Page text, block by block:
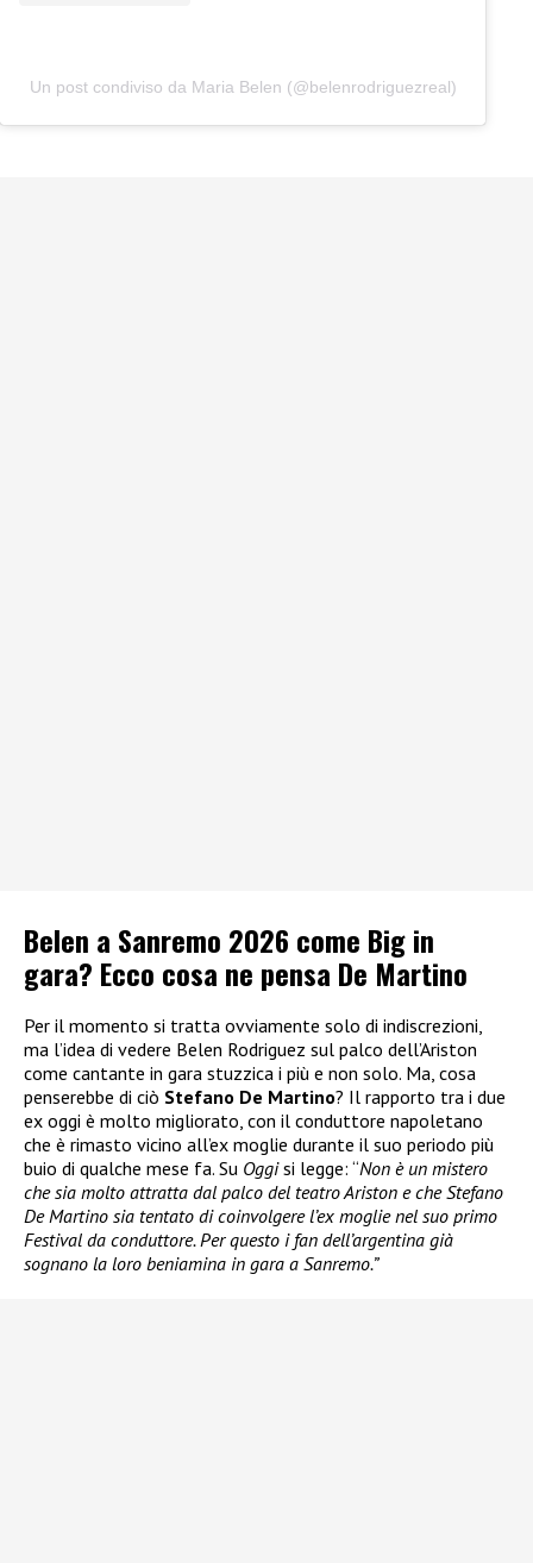
Un post condiviso da Maria Belen (@belenrodriguezreal)
Belen a Sanremo 2026 come Big in
gara? Ecco cosa ne pensa De Martino
Per il momento si tratta ovviamente solo di indiscrezioni,
ma l’idea di vedere Belen Rodriguez sul palco dell’Ariston
come cantante in gara stuzzica i più e non solo. Ma, cosa
penserebbe di ciò Stefano De Martino? Il rapporto tra i due
ex oggi è molto migliorato, con il conduttore napoletano
che è rimasto vicino all’ex moglie durante il suo periodo più
buio di qualche mese fa. Su Oggisi legge: “Non è un mistero
che sia molto attratta dal palco del teatro Ariston e che Stefano
De Martino sia tentato di coinvolgere l’ex moglie nel suo primo
Festival da conduttore. Per questo i fan dell’argentina già
sognano la loro beniamina in gara a Sanremo.”